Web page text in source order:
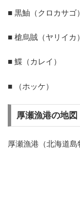
■ 黒鮋（クロカサゴ）
■ 槍烏賊（ヤリイカ）
■ 鰈（カレイ）
■ （ホッケ）
厚瀬漁港の地図
厚瀬漁港（北海道島